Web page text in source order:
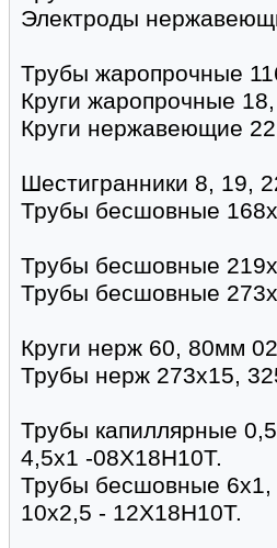
Электроды
Трубы жаропрочные
Круги жаропрочные
Круги нержавеющие
Шестигранники 8, 19,
Трубы бесшовные
Трубы бесшовные
Трубы бесшовные
Круги нерж 60, 80мм
Трубы нерж 273х15,
Трубы капиллярные
4,5х1 -08Х18Н10Т.
Трубы бесшовные 6х1,
10х2,5 - 12Х18Н10Т.